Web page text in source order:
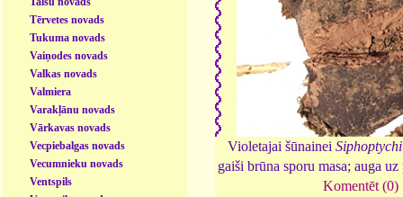
Tērvetes novads
Tukuma novads
Vaiņodes novads
Valkas novads
Valmiera
Varakļānu novads
Vārkavas novads
Vecpiebalgas novads
Vecumnieku novads
Ventspils
Violetajai šūnainei
gaiši brūna sporu masa; auga
Komentēt (0)